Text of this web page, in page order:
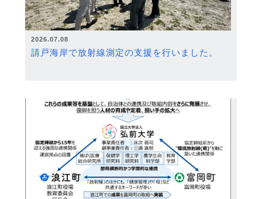
2026.07.08
請戸海岸で放射線測定の支援を行いました。